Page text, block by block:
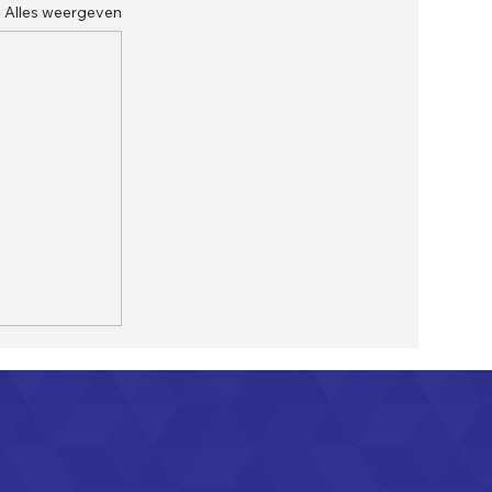
Alles weergeven